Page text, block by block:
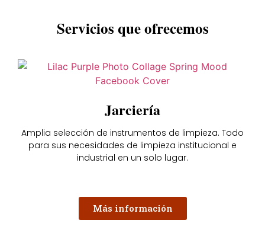
Servicios que ofrecemos
Jarciería
Amplia selección de instrumentos de limpieza. Todo
para sus necesidades de limpieza institucional e
industrial en un solo lugar.
Más información